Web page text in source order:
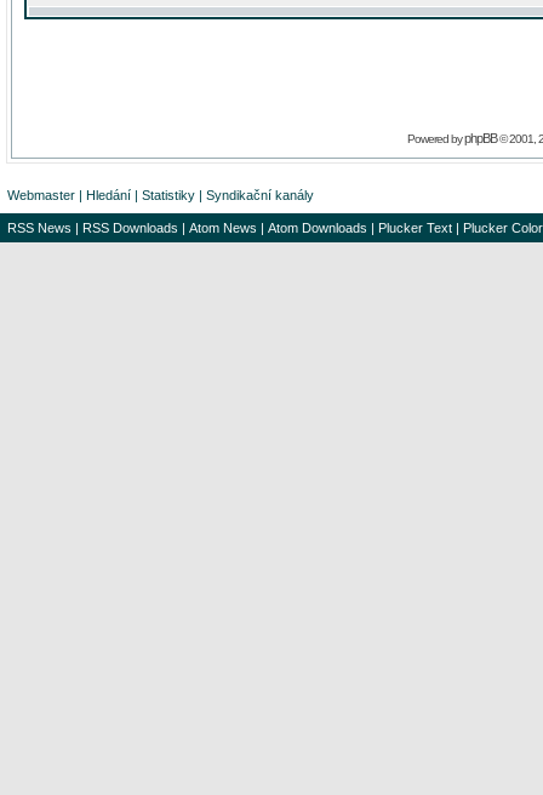
Powered byphpBB© 2001,
Webmaster | Hledání | Statistiky | Syndikační kanály
RSS News | RSS Downloads | Atom News | Atom Downloads | Plucker Text | Plucker Color